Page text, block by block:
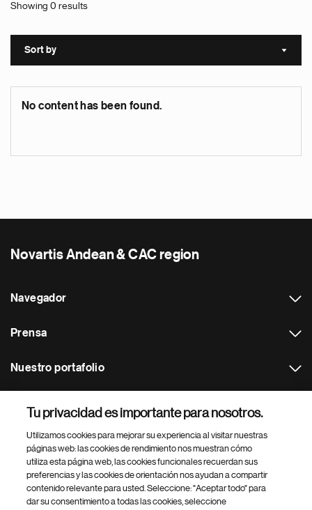
Showing 0 results
Sort by Sort
No content has been found.
Novartis Andean & CAC region
Navegador
Prensa
Nuestro portafolio
Footer Site Search
Tu privacidad es importante para nosotros.
Utilizamos cookies para mejorar su experiencia al visitar nuestras
páginas web: las cookies de rendimiento nos muestran cómo
utiliza esta página web, las cookies funcionales recuerdan sus
preferencias y las cookies de orientación nos ayudan a compartir
contenido relevante para usted. Seleccione: "Aceptar todo" para
dar su consentimiento a todas las cookies, seleccione